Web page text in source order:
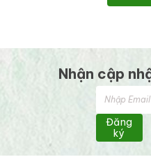
Nhận cập
Đăng
ký